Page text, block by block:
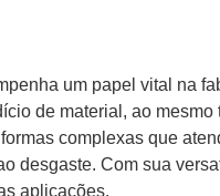
um papel vital na
de material, ao
complexas que
desgaste. Com sua
aplicações.